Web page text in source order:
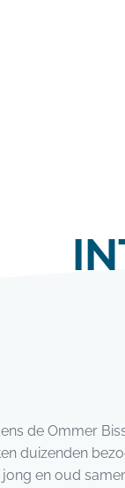
de Ommer
duizenden
en oud